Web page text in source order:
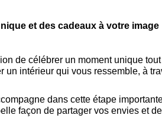
et des cadeaux à votre image
de célébrer un moment unique
un intérieur qui vous ressemble, à
dans cette étape
façon de partager vos envies et